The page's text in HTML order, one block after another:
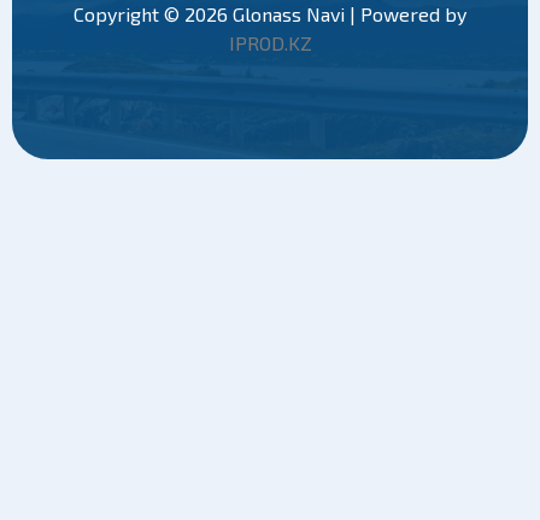
Copyright © 2026 Glonass Navi | Powered by
IPROD.KZ